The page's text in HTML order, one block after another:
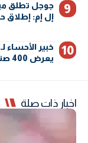
جوجل تطلق
إل إم: إطلاق
خبير الأحساء
يعرض 400 صنف ويصعد ريادة المملكة.
اخبار ذات صلة